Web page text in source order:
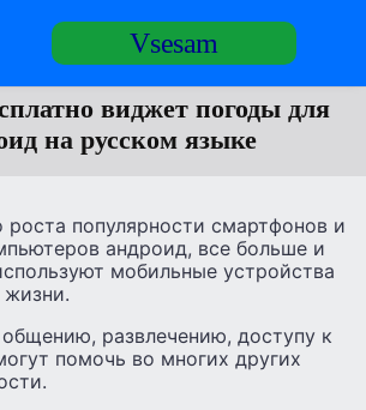
Vsesam
виджет погоды для
на русском языке
роста популярности смартфонов и
андроид, все больше и
мобильные устройства
жизни.
развлечению, доступу к
помочь во многих других